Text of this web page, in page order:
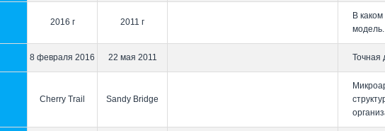
2016 г 2011 г
В
модель.
8 февраля 2016 22 мая 2011 Точная
Cherry Trail Sandy Bridge